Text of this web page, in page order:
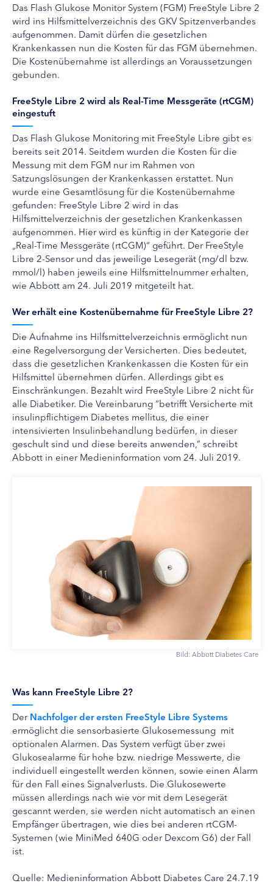
Das Flash Glukose Monitor System (FGM) FreeStyle Libre 2
wird ins Hilfsmittelverzeichnis des GKV Spitzenverbandes
aufgenommen. Damit dürfen die gesetzlichen
Krankenkassen nun die Kosten für das FGM übernehmen.
Die Kostenübernahme ist allerdings an Voraussetzungen
gebunden.
FreeStyle Libre 2 wird als Real-Time Messgeräte (rtCGM)
eingestuft
Das Flash Glukose Monitoring mit FreeStyle Libre gibt es
bereits seit 2014. Seitdem wurden die Kosten für die
Messung mit dem FGM nur im Rahmen von
Satzungslösungen der Krankenkassen erstattet. Nun
wurde eine Gesamtlösung für die Kostenübernahme
gefunden: FreeStyle Libre 2 wird in das
Hilfsmittelverzeichnis der gesetzlichen Krankenkassen
aufgenommen. Hier wird es künftig in der Kategorie der
„Real-Time Messgeräte (rtCGM)“ geführt. Der FreeStyle
Libre 2-Sensor und das jeweilige Lesegerät (mg/dl bzw.
mmol/l) haben jeweils eine Hilfsmittelnummer erhalten,
wie Abbott am 24. Juli 2019 mitgeteilt hat.
Wer erhält eine Kostenübernahme für FreeStyle Libre 2?
Die Aufnahme ins Hilfsmittelverzeichnis ermöglicht nun
eine Regelversorgung der Versicherten. Dies bedeutet,
dass die gesetzlichen Krankenkassen die Kosten für ein
Hilfsmittel übernehmen dürfen. Allerdings gibt es
Einschränkungen. Bezahlt wird FreeStyle Libre 2 nicht für
alle Diabetiker. Die Vereinbarung “betrifft Versicherte mit
insulinpflichtigem Diabetes mellitus, die einer
intensivierten Insulinbehandlung bedürfen, in dieser
geschult sind und diese bereits anwenden,” schreibt
Abbott in einer Medieninformation vom 24. Juli 2019.
Bild: Abbott Diabetes Care
Was kann FreeStyle Libre 2?
DerNachfolger der ersten FreeStyle Libre Systems
ermöglicht die sensorbasierte Glukosemessung mit
optionalen Alarmen. Das System verfügt über zwei
Glukosealarme für hohe bzw. niedrige Messwerte, die
individuell eingestellt werden können, sowie einen Alarm
für den Fall eines Signalverlusts. Die Glukosewerte
müssen allerdings nach wie vor mit dem Lesegerät
gescannt werden, sie werden nicht automatisch an einen
Empfänger übertragen, wie dies bei anderen rtCGM-
Systemen (wie MiniMed 640G oder Dexcom G6) der Fall
ist.
Quelle: Medieninformation Abbott Diabetes Care 24.7.19